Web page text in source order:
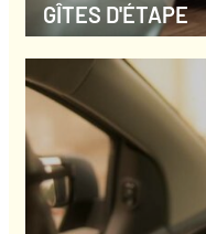
GÎTES D'ÉTAPE